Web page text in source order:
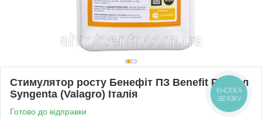
Стимулятор росту Бенефіт ПЗ Benefit PZ 10 л
Syngenta (Valagro) Італія
Готово до відправки
КНОПКА
ЗВ'ЯЗКУ